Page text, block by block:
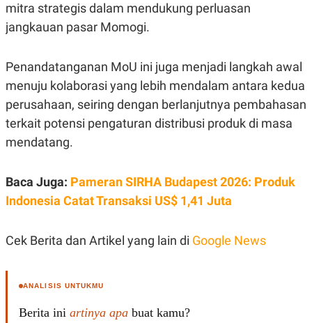
E
M
Y
S
E
L
A
G
G
A
N
E
T
A
K
I
E
R
J
A
T
E
N
E
P
A
D
R
S
mitra strategis dalam mendukung perluasan
jangkauan pasar Momogi.
Penandatanganan MoU ini juga menjadi langkah awal
menuju kolaborasi yang lebih mendalam antara kedua
perusahaan, seiring dengan berlanjutnya pembahasan
terkait potensi pengaturan distribusi produk di masa
mendatang.
Baca Juga: Pameran SIRHA Budapest 2026: Produk
Indonesia Catat Transaksi US$ 1,41 Juta
Cek Berita dan Artikel yang lain di Google News
ANALISIS UNTUKMU
Berita ini artinya apa buat kamu?